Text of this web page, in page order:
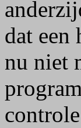
dat een
nu niet